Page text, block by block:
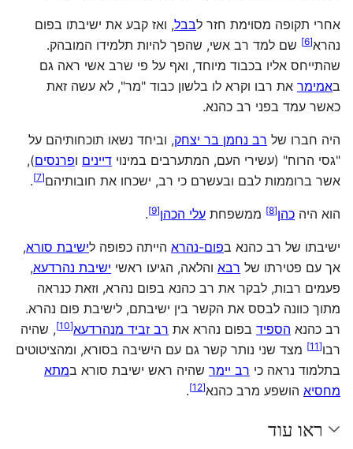
אחרי תקופה מסוימת חזר לבבל, ואז קבע את ישיבתו בפום
נהרא‏[
6
] שם למד רב אשי, שהפך להיות תלמידו המובהק.
שהתייחס אליו בכבוד מיוחד, ואף על פי שרב אשי ראה גם
באמימר את רבו וקרא לו בלשון כבוד "מר", לא עשה זאת
כאשר עמד בפני רב כהנא.
היה חברו של רב נחמן בר יצחק, וביחד נשאו תוכחותיהם על
"גסי הרוח" (עשירי העם, המתערבים במינוי דיינים ופרנסים),
אשר ברוממות לבם ובעשרם כי רב, ישכחו את חובותיהם‏[
7
]
.
הוא היה כהן[
8
] ממשפחת עלי הכהן[
9
]
.
ישיבתו של רב כהנא בפום-נהרא הייתה כפופה לישיבת סורא,
אך עם פטירתו של רבא והלאה, הגיעו ראשי ישיבת נהרדעא,
פעמים רבות, לבקר את רב כהנא בפום נהרא, וזאת כנראה
מתוך כוונה לבסס את הקשר בין ישיבתם, לישיבת פום נהרא.
רב כהנא הספיד בפום נהרא את רב זביד מנהרדעא[
10
], שהיה
רבו‏[
11
] מצד שני נותר קשר גם עם הישיבה בסורא, ומהציטוטים
בתלמוד נראה כי רב יימר שהיה ראש ישיבת סורא במתא
מחסיא הושפע מרב כהנא‏[
12
]
.
ראו עוד